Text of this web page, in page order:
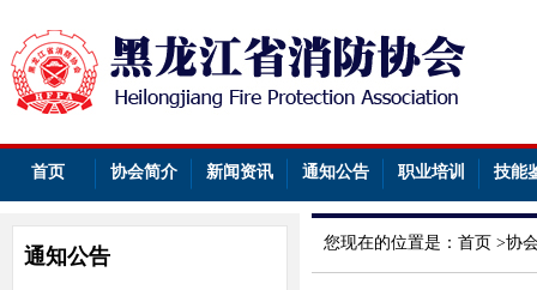
首页 协会简介 新闻资讯 通知公告 职业培训 技能
通知公告
您现在的位置是： 首页 >协